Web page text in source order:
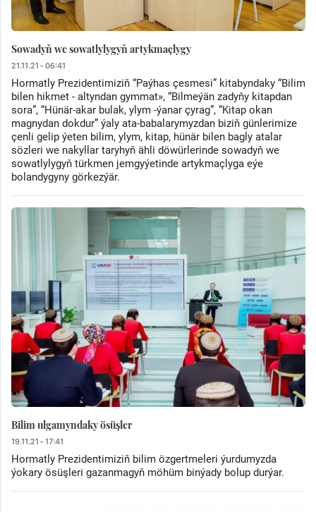
Sowadyň we sowatlylygyň artykmaçlygy
21.11.21 - 06:41
Hormatly Prezidentimiziň “Paýhas çesmesi” kitabyndaky “Bilim
bilen hikmet - altyndan gymmat», “Bilmeýän zadyňy kitapdan
sora”, “Hünär-akar bulak, ylym -ýanar çyrag”, “Kitap okan
magnydan dokdur” ýaly ata-babalarymyzdan biziň günlerimize
çenli gelip ýeten bilim, ylym, kitap, hünär bilen bagly atalar
sözleri we nakyllar taryhyň ähli döwürlerinde sowadyň we
sowatlylygyň türkmen jemgyýetinde artykmaçlyga eýe
bolandygyny görkezýär.
Bilim ulgamyndaky ösüşler
19.11.21 - 17:41
Hormatly Prezidentimiziň bilim özgertmeleri ýurdumyzda
ýokary ösüşleri gazanmagyň möhüm binýady bolup durýar.